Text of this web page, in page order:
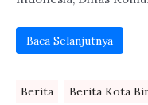
Baca Selanjutnya
Berita Berita Kota